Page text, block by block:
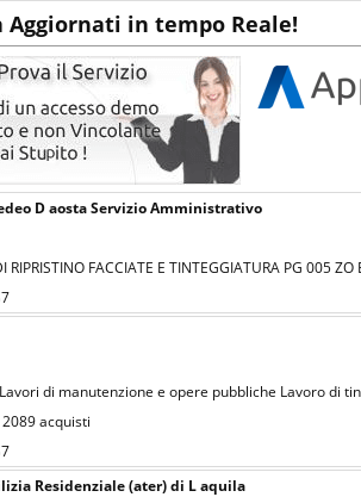
in tempo Reale!
D aosta Servizio Amministrativo
FACCIATE E TINTEGGIATURA PG 005 ZO
di manutenzione e opere pubbliche Lavoro di
acquisti
Residenziale (ater) di L aquila